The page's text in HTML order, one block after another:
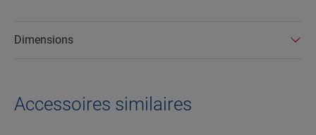
Dimensions
Accessoires similaires